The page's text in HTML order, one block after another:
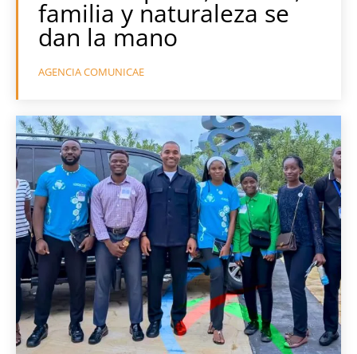
familia y naturaleza se
dan la mano
AGENCIA COMUNICAE